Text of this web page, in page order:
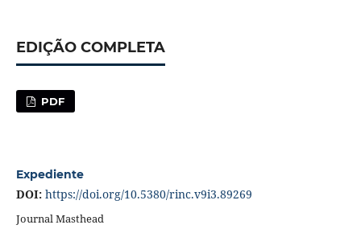
EDIÇÃO COMPLETA
PDF
Expediente
DOI: https://doi.org/10.5380/rinc.v9i3.89269
Journal Masthead